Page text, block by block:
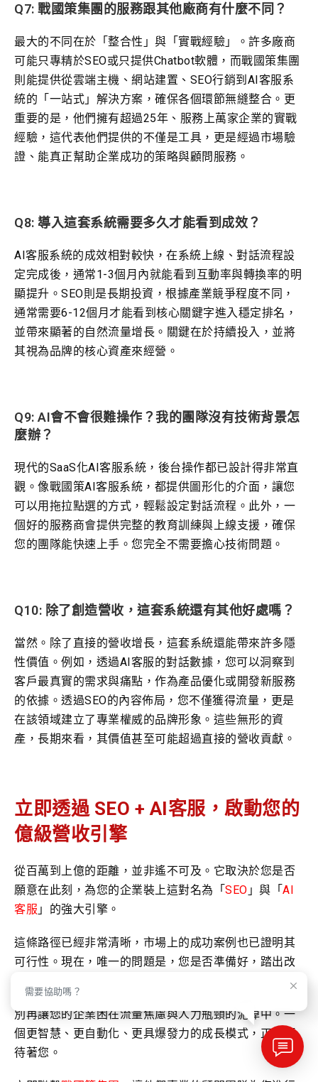
Q7: 戰國策集團的服務跟其他廠商有什麼不同？
最大的不同在於「整合性」與「實戰經驗」。許多廠商
可能只專精於SEO或只提供Chatbot軟體，而戰國策集團
則能提供從雲端主機、網站建置、SEO行銷到AI客服系
統的「一站式」解決方案，確保各個環節無縫整合。更
重要的是，他們擁有超過25年、服務上萬家企業的實戰
經驗，這代表他們提供的不僅是工具，更是經過市場驗
證、能真正幫助企業成功的策略與顧問服務。
Q8: 導入這套系統需要多久才能看到成效？
AI客服系統的成效相對較快，在系統上線、對話流程設
定完成後，通常1-3個月內就能看到互動率與轉換率的明
顯提升。SEO則是長期投資，根據產業競爭程度不同，
通常需要6-12個月才能看到核心關鍵字進入穩定排名，
並帶來顯著的自然流量增長。關鍵在於持續投入，並將
其視為品牌的核心資產來經營。
Q9: AI會不會很難操作？我的團隊沒有技術背景怎
麼辦？
現代的SaaS化AI客服系統，後台操作都已設計得非常直
觀。像戰國策AI客服系統，都提供圖形化的介面，讓您
可以用拖拉點選的方式，輕鬆設定對話流程。此外，一
個好的服務商會提供完整的教育訓練與上線支援，確保
您的團隊能快速上手。您完全不需要擔心技術問題。
Q10: 除了創造營收，這套系統還有其他好處嗎？
當然。除了直接的營收增長，這套系統還能帶來許多隱
性價值。例如，透過AI客服的對話數據，您可以洞察到
客戶最真實的需求與痛點，作為產品優化或開發新服務
的依據。透過SEO的內容佈局，您不僅獲得流量，更是
在該領域建立了專業權威的品牌形象。這些無形的資
產，長期來看，其價值甚至可能超過直接的營收貢獻。
立即透過 SEO + AI客服，啟動您的
億級營收引擎
從百萬到上億的距離，並非遙不可及。它取決於您是否
願意在此刻，為您的企業裝上這對名為「SEO 」與「AI
客服 」的強大引擎。
這條路徑已經非常清晰，市場上的成功案例也已證明其
可行性。現在，唯一的問題是，您是否準備好，踏出改
別再讓您的企業困在流量焦慮與人力瓶頸的泥淖中。一
個更智慧、更自動化、更具爆發力的成長模式，正在等
待著您。
需要協助嗎？